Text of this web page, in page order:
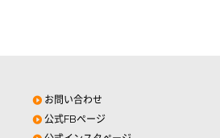
お問い合わせ
公式FBページ